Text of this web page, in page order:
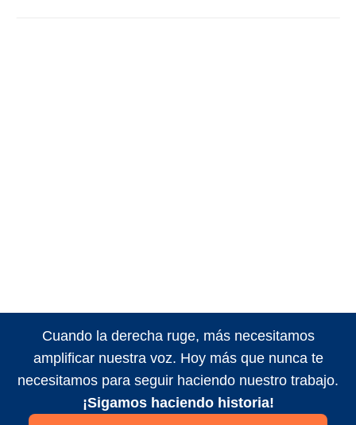
Cuando la derecha ruge, más necesitamos
amplificar nuestra voz. Hoy más que nunca te
necesitamos para seguir haciendo nuestro trabajo.
¡Sigamos haciendo historia!